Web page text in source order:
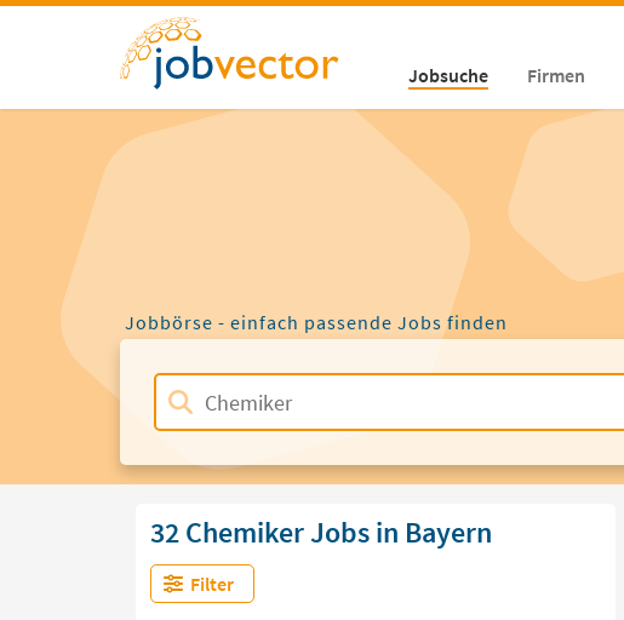
Jobsuche Firmen
Jobbörse - einfach passende Jobs finden
32 Chemiker Jobs in Bayern
Filter